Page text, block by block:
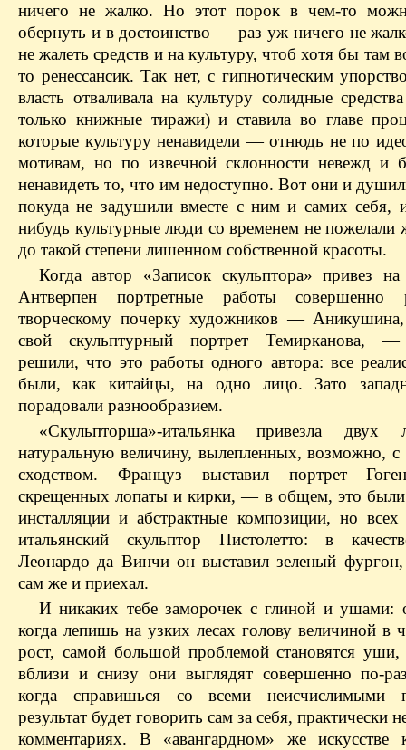
ничего не жалко. Но этот порок в чем-то
обернуть и в достоинство — раз уж ничего не
не жалеть средств и на культуру, чтоб хотя бы там
то ренессансик. Так нет, с гипнотическим
власть отваливала на культуру солидные
только книжные тиражи) и ставила во главе
которые культуру ненавидели — отнюдь не по
мотивам, но по извечной склонности невежд и
ненавидеть то, что им недоступно. Вот они и
покуда не задушили вместе с ним и самих себя,
нибудь культурные люди со временем не пожелали
до такой степени лишенном собственной красоты.
Когда автор «Записок скульптора» привез
Антверпен портретные работы
творческому почерку художников —
свой скульптурный портрет Темирканова, —
решили, что это работы одного автора: все
были, как китайцы, на одно лицо. Зато
порадовали разнообразием.
«Скульпторша»-итальянка привезла
натуральную величину, вылепленных, возможно,
сходством. Француз выставил портрет
скрещенных лопаты и кирки, — в общем, это
инсталляции и абстрактные композиции, но всех
итальянский скульп­тор Пистолетто: в
Леонардо да Винчи он выставил зеленый
сам же и приехал.
И никаких тебе заморочек с глиной и ушами:
когда лепишь на узких лесах голову величиной в
рост, самой большой проблемой становятся
вблизи и снизу они выглядят совершенно по-
когда справишься со всеми неисчислимыми
результат будет говорить сам за себя, практически
комментариях. В «авангардном» же искусстве